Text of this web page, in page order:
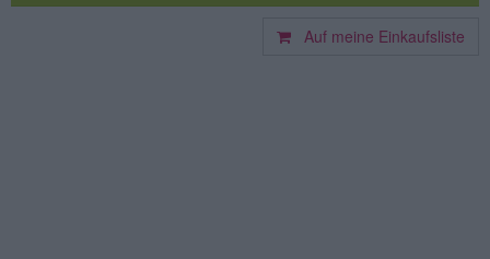
Auf meine Einkaufsliste